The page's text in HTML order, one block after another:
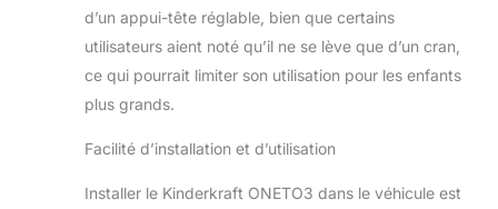
nécessaire.
siège est intégré à
la base et vous
rapport à la
pouvez le faire
d’un appui-tête réglable, bien que certains
utilisateurs aient noté qu’il ne se lève que d’un cran,
ce qui pourrait limiter son utilisation pour les enfants
plus grands.
Facilité d’installation et d’utilisation
Installer le Kinderkraft ONETO3 dans le véhicule est